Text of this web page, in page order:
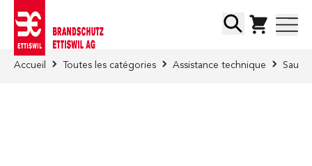
Chercher
Accueil Toutes les catégories Assistance technique